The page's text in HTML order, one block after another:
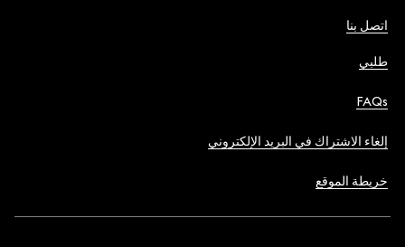
اتصل بنا
طلبي
FAQs
إلغاء الاشتراك في البريد الإلكتروني
خريطة الموقع